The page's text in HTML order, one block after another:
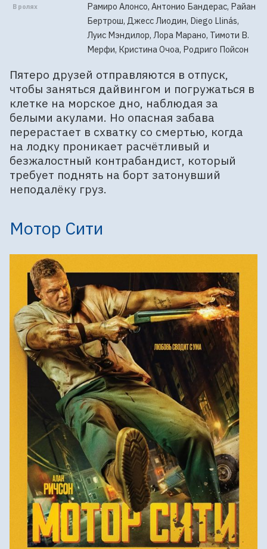
В ролях
Рамиро Алонсо, Антонио Бандерас, Райан
Бертрош, Джесс Лиодин, Diego Llinás,
Луис Мэндилор, Лора Марано, Тимоти В.
Мерфи, Кристина Очоа, Родриго Пойсон
Пятеро друзей отправляются в отпуск,
чтобы заняться дайвингом и погружаться в
клетке на морское дно, наблюдая за
белыми акулами. Но опасная забава
перерастает в схватку со смертью, когда
на лодку проникает расчётливый и
безжалостный контрабандист, который
требует поднять на борт затонувший
неподалёку груз.
Мотор Сити